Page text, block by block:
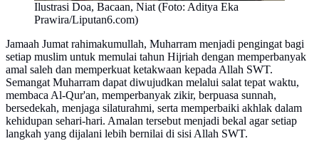
Ilustrasi Doa, Bacaan, Niat (Foto: Aditya Eka
Prawira/Liputan6.com)
Jamaah Jumat rahimakumullah, Muharram menjadi pengingat bagi
setiap muslim untuk memulai tahun Hijriah dengan memperbanyak
amal saleh dan memperkuat ketakwaan kepada Allah SWT.
Semangat Muharram dapat diwujudkan melalui salat tepat waktu,
membaca Al-Qur'an, memperbanyak zikir, berpuasa sunnah,
bersedekah, menjaga silaturahmi, serta memperbaiki akhlak dalam
kehidupan sehari-hari. Amalan tersebut menjadi bekal agar setiap
langkah yang dijalani lebih bernilai di sisi Allah SWT.